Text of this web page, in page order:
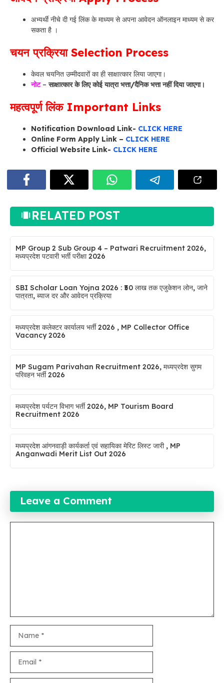
अभ्यर्थी नीचे दी गई लिंक के माध्यम से अपना आवेदन ऑनलाइन माध्यम से कर
सकता है ।
चयन प्रक्रिया Selection Process
केवल चयनित उम्मीदवारों का ही साक्षात्कार लिया जाएगा।
नोट–साक्षात्कार के लिए कोई यात्रा भत्ता/दैनिक भत्ता नहीं दिया जाएगा।
महत्वपूर्ण लिंक Important Links
Notification Download Link- CLICK HERE
Online Form Apply Link – CLICK HERE
Official Website Link- CLICK HERE
RELATED POST
MP Group 2 Sub Group 4 – Patwari Recruitment 2026,
मध्यप्रदेश पटवारी भर्ती परीक्षा 2026
SBI Scholar Loan Yojna 2026 : ₹50 लाख तक एजुकेशन लोन, जाने
पात्रता, ब्याज दर और आवेदन प्रक्रिया
मध्यप्रदेश कलेक्टर कार्यालय भर्ती 2026 , MP Collector Office
Vacancy 2026
MP Sugam Parivahan Recruitment 2026, मध्यप्रदेश सुगम
परिवहन भर्ती 2026
मध्यप्रदेश पर्यटन विभाग भर्ती 2026, MP Tourism Board
Recruitment 2026
मध्यप्रदेश आंगनवाड़ी कार्यकर्ता एवं सहायिका मेरिट लिस्ट जारी , MP
Anganwadi Merit List Out 2026
Leave a Comment